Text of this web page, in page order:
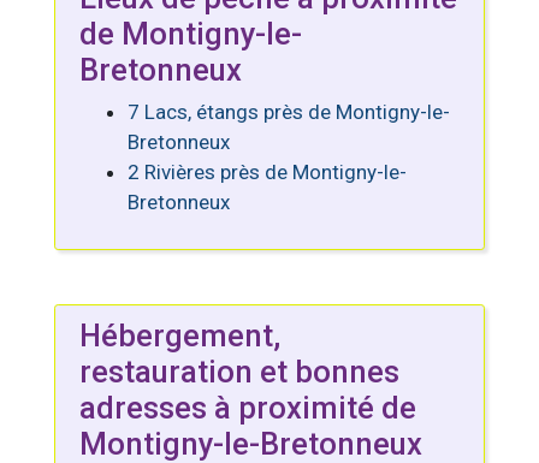
de Montigny-le-
Bretonneux
7 Lacs, étangs près de Montigny-le-
Bretonneux
2 Rivières près de Montigny-le-
Bretonneux
Hébergement,
restauration et bonnes
adresses à proximité de
Montigny-le-Bretonneux